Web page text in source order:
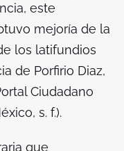
este
mejoría de la
los latifundios
de Porfirio Diaz,
Ciudadano
s. f.).
que